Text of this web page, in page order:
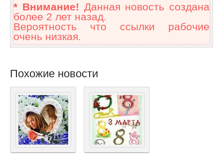
* Внимание! Данная новость создана
более 2 лет назад.
Вероятность что ссылки рабочие
очень низкая.
Похожие новости